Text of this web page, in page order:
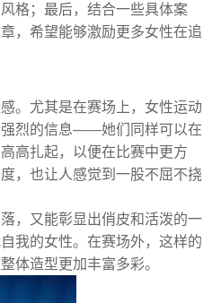
格；最后，结合一些具体案
，希望能够激励更多女性在追
。尤其是在赛场上，女性运动
强烈的信息——她们同样可以在
高扎起，以便在比赛中更方
，也让人感觉到一股不屈不挠
，又能彰显出俏皮和活泼的一
我的女性。在赛场外，这样的
体造型更加丰富多彩。